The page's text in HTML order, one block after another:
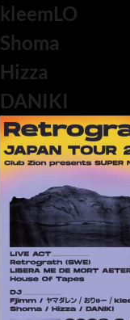
kleemLO
Shoma
Hizza
DANIKI